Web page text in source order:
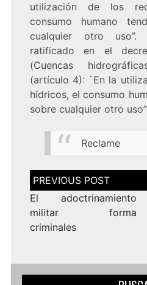
utilización de los
consumo humano
cualquier otro
ratificado en el
(Cuencas
(artículo 4): `En la
hídricos, el consumo
sobre cualquier otro
Reclame
Navegación
de
entradas
El adoctrinamiento
militar forma
criminales